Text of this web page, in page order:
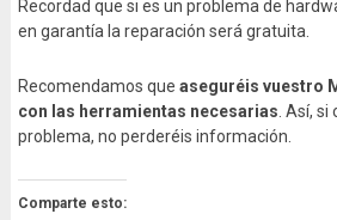
Recordad que si es un problema de
en garantía la reparación será gratuita.
Recomendamos que aseguréis vuestro
con las herramientas necesarias . Así,
problema, no perderéis información.
Comparte esto: